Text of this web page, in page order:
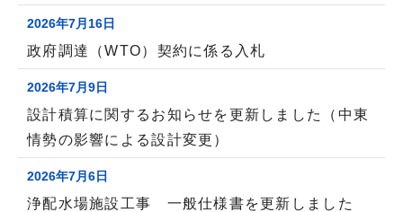
2026年7月16日
政府調達（WTO）契約に係る入札
2026年7月9日
設計積算に関するお知らせを更新しました（中東
情勢の影響による設計変更）
2026年7月6日
浄配水場施設工事 一般仕様書を更新しました